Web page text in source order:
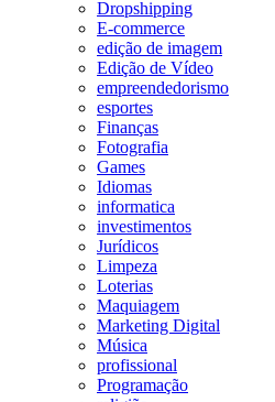
Dropshipping
E-commerce
edição de imagem
Edição de Vídeo
empreendedorismo
esportes
Finanças
Fotografia
Games
Idiomas
informatica
investimentos
Jurídicos
Limpeza
Loterias
Maquiagem
Marketing Digital
Música
profissional
Programação